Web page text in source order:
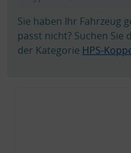
Sie haben Ihr Fahrzeug
passt nicht? Suchen Sie
der Kategorie HPS-